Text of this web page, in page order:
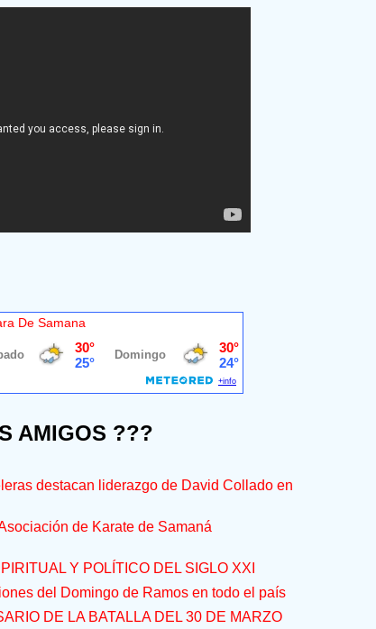
De Samana
AMIGOS ???
destacan liderazgo de David Collado en
de Karate de Samaná
Y POLÍTICO DEL SIGLO XXI
del Domingo de Ramos en todo el país
DE LA BATALLA DEL 30 DE MARZO